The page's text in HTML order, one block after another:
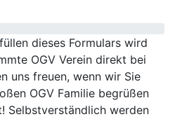
dieses Formulars wird
OGV Verein direkt bei
uns freuen, wenn wir Sie
OGV Familie begrüßen
Selbstverständlich werden